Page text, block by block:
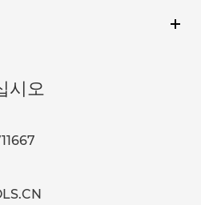
시오